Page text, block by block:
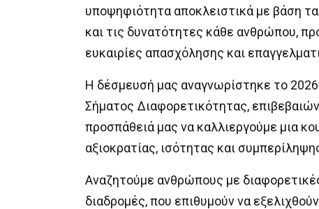
υποψηφιότητα αποκλειστικά με βάση
και τις δυνατότητες κάθε ανθρώπου,
ευκαιρίες απασχόλησης και
Η δέσμευσή μας αναγνωρίστηκε το
Σήματος Διαφορετικότητας,
προσπάθειά μας να καλλιεργούμε μια
αξιοκρατίας, ισότητας και
Αναζητούμε ανθρώπους με
διαδρομές, που επιθυμούν να